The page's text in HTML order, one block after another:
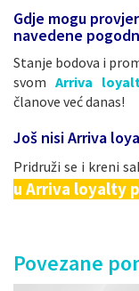
Gdje mogu
navedene
Stanje bodova i
svom Arriva
članove već danas!
Još nisi Arriva
Pridruži se i kreni
u Arriva loyalty
Povezane